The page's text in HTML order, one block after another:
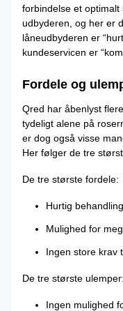
forbindelse et
udbyderen, og her er
låneudbyderen er
kundeservicen er
Fordele og
Qred har åbenlyst
tydeligt alene på
er dog også visse
Her følger de tre
De tre største fordele:
Hurtig
Mulighed for
Ingen store krav
De tre største ulemper:
Ingen mulighed